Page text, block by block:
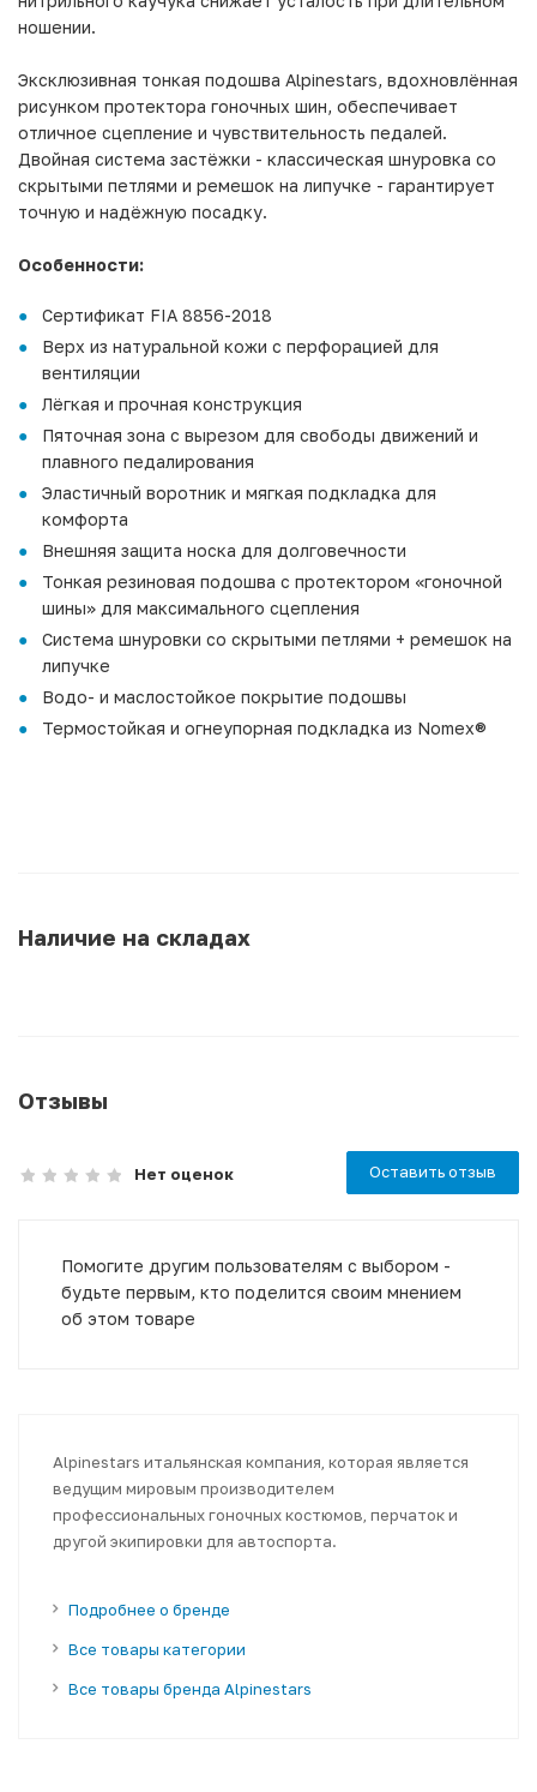
ношении.
Эксклюзивная тонкая подошва Alpinestars, вдохновлённая
рисунком протектора гоночных шин, обеспечивает
отличное сцепление и чувствительность педалей.
Двойная система застёжки - классическая шнуровка со
скрытыми петлями и ремешок на липучке - гарантирует
точную и надёжную посадку.
Особенности:
Сертификат FIA 8856-2018
Верх из натуральной кожи с перфорацией для
вентиляции
Лёгкая и прочная конструкция
Пяточная зона с вырезом для свободы движений и
плавного педалирования
Эластичный воротник и мягкая подкладка для
комфорта
Внешняя защита носка для долговечности
Тонкая резиновая подошва с протектором «гоночной
шины» для максимального сцепления
Система шнуровки со скрытыми петлями + ремешок на
липучке
Водо- и маслостойкое покрытие подошвы
Термостойкая и огнеупорная подкладка из Nomex®
Наличие на складах
Отзывы
Нет оценок Оставить отзыв
Помогите другим пользователям с выбором -
будьте первым, кто поделится своим мнением
об этом товаре
Alpinestars итальянская компания, которая является
ведущим мировым производителем
профессиональных гоночных костюмов, перчаток и
другой экипировки для автоспорта.
Подробнее о бренде
Все товары категории
Все товары бренда Alpinestars